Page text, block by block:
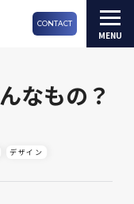
CONTACT
なもの？
デザイン